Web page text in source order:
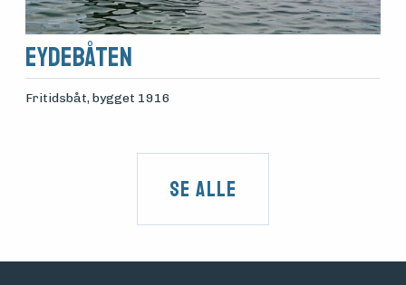
Eydebåten
Fritidsbåt, bygget 1916
Se alle